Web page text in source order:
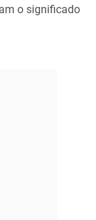
o significado